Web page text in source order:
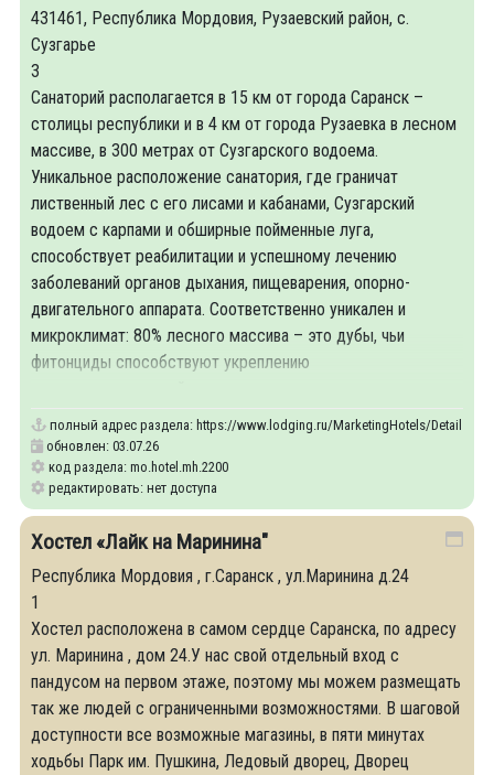
431461, Республика Мордовия, Рузаевский район, с.
Сузгарье
3
Санаторий располагается в 15 км от города Саранск –
столицы республики и в 4 км от города Рузаевка в лесном
массиве, в 300 метрах от Сузгарского водоема.
Уникальное расположение санатория, где граничат
лиственный лес с его лисами и кабанами, Сузгарский
водоем с карпами и обширные пойменные луга,
способствует реабилитации и успешному лечению
заболеваний органов дыхания, пищеварения, опорно-
двигательного аппарата. Соответственно уникален и
микроклимат: 80% лесного массива – это дубы, чьи
фитонциды способствуют укреплению
полный адрес раздела: https://www.lodging.ru/MarketingHotels/Details/
обновлен: 03.07.26
код раздела: mo.hotel.mh.2200
редактировать: нет доступа
Хостел «Лайк на Маринина"
Республика Мордовия , г.Саранск , ул.Маринина д.24
1
Хостел расположена в самом сердце Саранска, по адресу
ул. Маринина , дом 24.У нас свой отдельный вход с
пандусом на первом этаже, поэтому мы можем размещать
так же людей с ограниченными возможностями. В шаговой
доступности все возможные магазины, в пяти минутах
ходьбы Парк им. Пушкина, Ледовый дворец, Дворец